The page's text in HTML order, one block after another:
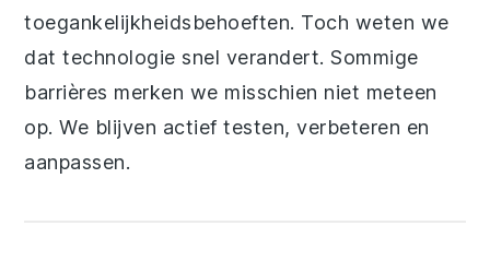
toegankelijkheidsbehoeften. Toch weten we
dat technologie snel verandert. Sommige
barrières merken we misschien niet meteen
op. We blijven actief testen, verbeteren en
aanpassen.